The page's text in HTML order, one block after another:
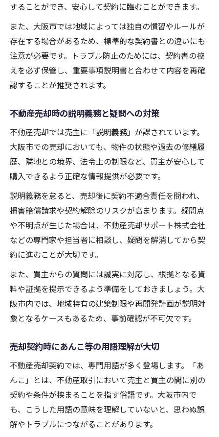
することができ、安心して契約に臨むことができます。
また、大阪市では地域によっては独自の慣習やルールが
存在する場合があるため、標準的な契約書との違いにも
注意が必要です。トラブル防止のためには、契約書の控
えを必ず保管し、重要事項説明書と合わせて内容を再確
認することが推奨されます。
不動産売却時の説明義務と疑問への対策
不動産売却では売主に「説明義務」が課されています。
大阪市での売却においても、物件の状態や過去の修繕履
歴、隣地との境界、法令上の制限など、買主が安心して
購入できるよう正確な情報提供が必要です。
説明義務を怠ると、売却後に契約不適合責任を問われ、
損害賠償請求や契約解除のリスクが高まります。疑問点
や不明点が生じた場合は、不動産売却サポート株式会社
などの専門家や担当者に相談し、疑問を解消してから契
約に進むことが大切です。
また、買主からの質問には誠実に対応し、根拠となる資
料や証拠を提示できるよう準備をしておきましょう。大
阪市内では、地域特有の建築制限や再開発計画が説明対
象となるケースもあるため、事前確認が不可欠です。
売却契約時にあんこ等の用語理解が大切
不動産売却契約では、専門用語が多く登場します。「あ
んこ」とは、不動産取引において売主と買主の間に別の
契約や条件が挟まることを指す俗語です。大阪市内で
も、こうした用語の意味を理解していないと、思わぬ誤
解やトラブルにつながることがあります。